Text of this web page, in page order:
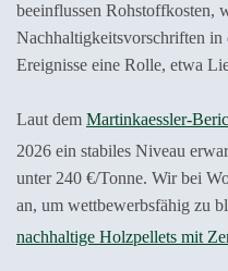
beeinflussen Rohstoffkosten,
Nachhaltigkeitsvorschriften
Ereignisse eine Rolle, etwa
Laut dem Martinkaessler-
2026 ein stabiles Niveau
unter 240 €/Tonne. Wir bei
an, um wettbewerbsfähig zu
nachhaltige Holzpellets mit